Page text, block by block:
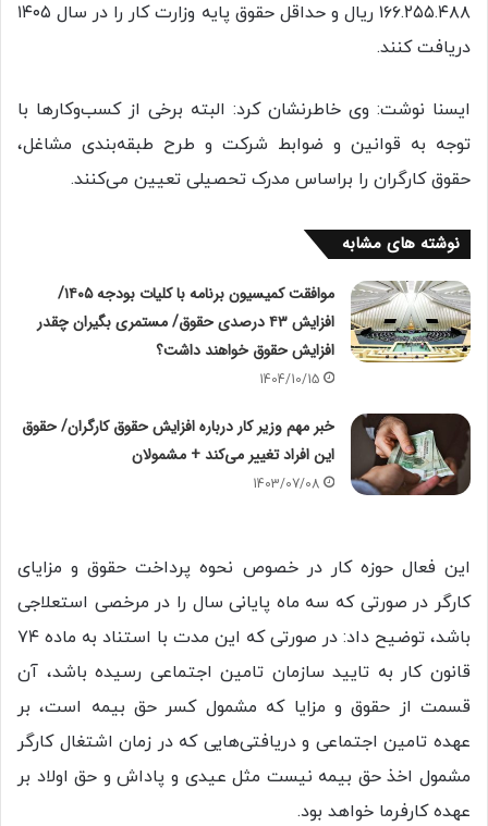
۱۶۶.۲۵۵.۴۸۸ ریال و حداقل حقوق پایه وزارت کار را در سال ۱۴۰۵
دریافت کنند.
ایسنا نوشت: وی خاطرنشان کرد: البته برخی از کسب‌وکارها با
توجه به قوانین و ضوابط شرکت و طرح طبقه‌بندی مشاغل،
حقوق کارگران را براساس مدرک تحصیلی تعیین می‌کنند.
نوشته های مشابه
موافقت کمیسیون برنامه با کلیات بودجه ۱۴۰۵/
افزایش ۴۳ درصدی حقوق/ مستمری بگیران چقدر
افزایش حقوق خواهند داشت؟
1404/10/15
خبر مهم وزیر کار درباره افزایش حقوق کارگران/ حقوق
این افراد تغییر می‌کند + مشمولان
1403/07/08
این فعال حوزه کار در خصوص نحوه پرداخت حقوق و مزایای
کارگر در صورتی که سه ماه پایانی سال را در مرخصی استعلاجی
باشد، توضیح داد: در صورتی که این مدت با استناد به ماده ۷۴
قانون کار به تایید سازمان تامین اجتماعی رسیده باشد، آن
قسمت از حقوق و مزایا که مشمول کسر حق بیمه است، بر
عهده تامین اجتماعی و دریافتی‌هایی که در زمان اشتغال کارگر
مشمول اخذ حق بیمه نیست مثل عیدی و پاداش و حق اولاد بر
عهده کارفرما خواهد بود.